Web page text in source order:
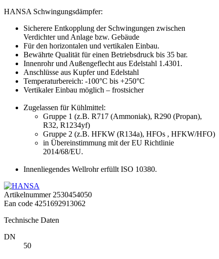
HANSA Schwingungsdämpfer:
Sicherere Entkopplung der Schwingungen zwischen
Verdichter und Anlage bzw. Gebäude
Für den horizontalen und vertikalen Einbau.
Bewährte Qualität für einen Betriebsdruck bis 35 bar.
Innenrohr und Außengeflecht aus Edelstahl 1.4301.
Anschlüsse aus Kupfer und Edelstahl
Temperaturbereich: -100°C bis +250°C
Vertikaler Einbau möglich – frostsicher
Zugelassen für Kühlmittel:
Gruppe 1 (z.B. R717 (Ammoniak), R290 (Propan),
R32, R1234yf)
Gruppe 2 (z.B. HFKW (R134a), HFOs , HFKW/HFO)
in Übereinstimmung mit der EU Richtlinie
2014/68/EU.
Innenliegendes Wellrohr erfüllt ISO 10380.
Artikelnummer 2530454050
Ean code 4251692913062
Technische Daten
DN
50